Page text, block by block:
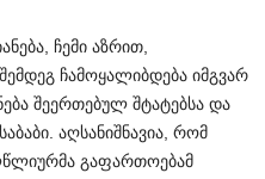
ჩემი აზრით,
ჩამოყალიბდება იმგვარ
შეერთებულ შტატებსა და
აღსანიშნავია, რომ
გაფართოებამ